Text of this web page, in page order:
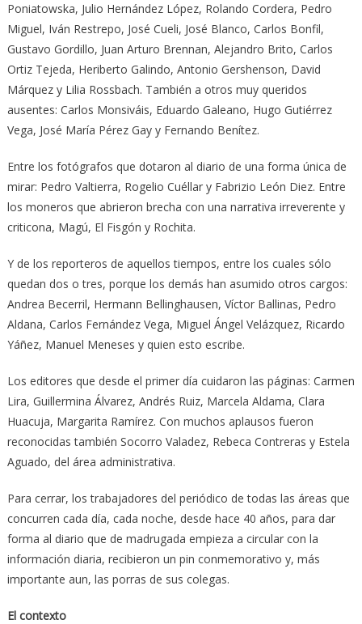
Poniatowska, Julio Hernández López, Rolando Cordera, Pedro
Miguel, Iván Restrepo, José Cueli, José Blanco, Carlos Bonfil,
Gustavo Gordillo, Juan Arturo Brennan, Alejandro Brito, Carlos
Ortiz Tejeda, Heriberto Galindo, Antonio Gershenson, David
Márquez y Lilia Rossbach. También a otros muy queridos
ausentes: Carlos Monsiváis, Eduardo Galeano, Hugo Gutiérrez
Vega, José María Pérez Gay y Fernando Benítez.
Entre los fotógrafos que dotaron al diario de una forma única de
mirar: Pedro Valtierra, Rogelio Cuéllar y Fabrizio León Diez. Entre
los moneros que abrieron brecha con una narrativa irreverente y
criticona, Magú, El Fisgón y Rochita.
Y de los reporteros de aquellos tiempos, entre los cuales sólo
quedan dos o tres, porque los demás han asumido otros cargos:
Andrea Becerril, Hermann Bellinghausen, Víctor Ballinas, Pedro
Aldana, Carlos Fernández Vega, Miguel Ángel Velázquez, Ricardo
Yáñez, Manuel Meneses y quien esto escribe.
Los editores que desde el primer día cuidaron las páginas: Carmen
Lira, Guillermina Álvarez, Andrés Ruiz, Marcela Aldama, Clara
Huacuja, Margarita Ramírez. Con muchos aplausos fueron
reconocidas también Socorro Valadez, Rebeca Contreras y Estela
Aguado, del área administrativa.
Para cerrar, los trabajadores del periódico de todas las áreas que
concurren cada día, cada noche, desde hace 40 años, para dar
forma al diario que de madrugada empieza a circular con la
información diaria, recibieron un pin conmemorativo y, más
importante aun, las porras de sus colegas.
El contexto